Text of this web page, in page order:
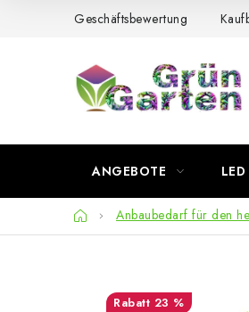
Geschäftsbewertung
ANGEBOTE
StartseiteAnbaubedarf für den
23 %